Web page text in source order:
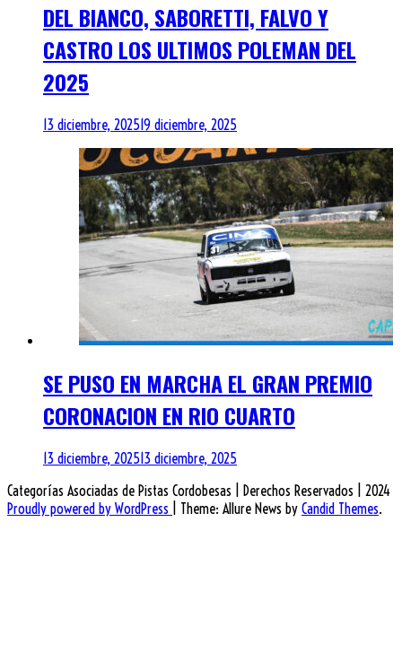
DEL BIANCO, SABORETTI, FALVO Y
CASTRO LOS ULTIMOS POLEMAN DEL
2025
13 diciembre, 202519 diciembre, 2025
SE PUSO EN MARCHA EL GRAN PREMIO
CORONACION EN RIO CUARTO
13 diciembre, 202513 diciembre, 2025
Categorías Asociadas de Pistas Cordobesas | Derechos Reservados | 2024
Proudly powered by WordPress
Theme: Allure News by Candid Themes.